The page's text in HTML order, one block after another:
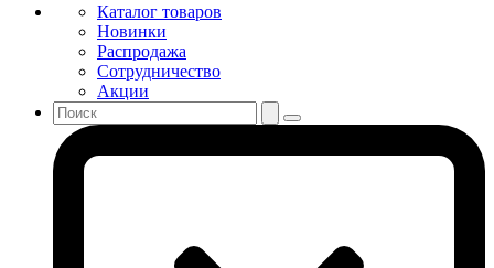
Каталог товаров
Новинки
Распродажа
Сотрудничество
Акции